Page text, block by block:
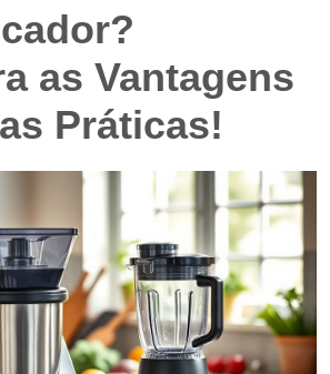
as Vantagens
Práticas!